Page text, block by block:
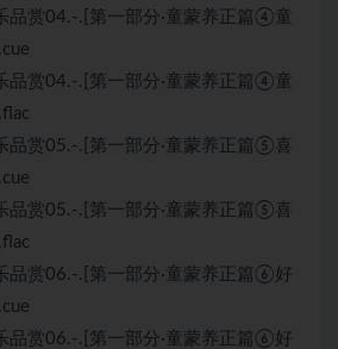
品赏04.-.[第一部分·童蒙养正篇④童
品赏04.-.[第一部分·童蒙养正篇④童
品赏05.-.[第一部分·童蒙养正篇⑤喜
品赏05.-.[第一部分·童蒙养正篇⑤喜
品赏06.-.[第一部分·童蒙养正篇⑥好
品赏06.-.[第一部分·童蒙养正篇⑥好